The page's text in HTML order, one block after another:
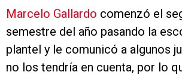
Marcelo Gallardo comenzó el
semestre del año pasando la
plantel y le comunicó a algunos
no los tendría en cuenta, por lo